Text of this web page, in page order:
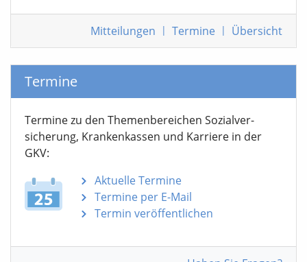
Mitteilungen | Termine | Übersicht
Termine
Termine zu den Themen­bereichen Sozialver­
sicherung, Krankenkassen und Karriere in der
GKV:
Aktuelle Termine
Termine per E-Mail
Termin veröffentlichen